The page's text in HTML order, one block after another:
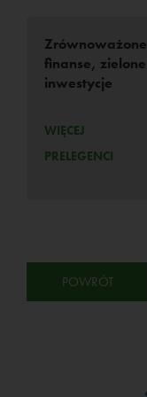
Zrównoważone
finanse, zielone
inwestycje
WIĘCEJ
PRELEGENCI
POWRÓT